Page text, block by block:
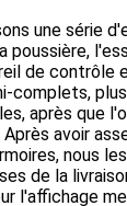
une série
poussière,
de contrôle
complets,
après que
avoir
nous
de la
l'affichage